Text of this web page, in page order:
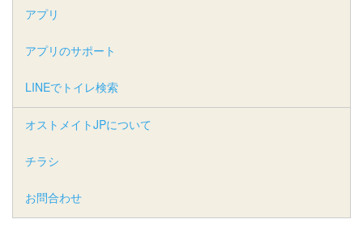
アプリ
アプリのサポート
LINEでトイレ検索
オストメイトJPについて
チラシ
お問合わせ